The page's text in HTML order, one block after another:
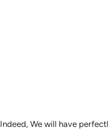
Indeed, We will have